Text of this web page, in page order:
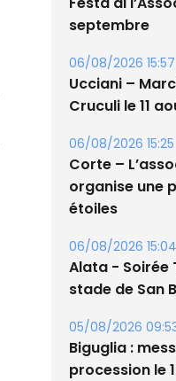
septembre
06/08/2026 15:57
Ucciani –
Cruculi le 11
06/08/2026 15:25
Corte –
organise une
étoiles
06/08/2026 15:04
Alata - Soirée
stade de San
05/08/2026
Biguglia :
procession le